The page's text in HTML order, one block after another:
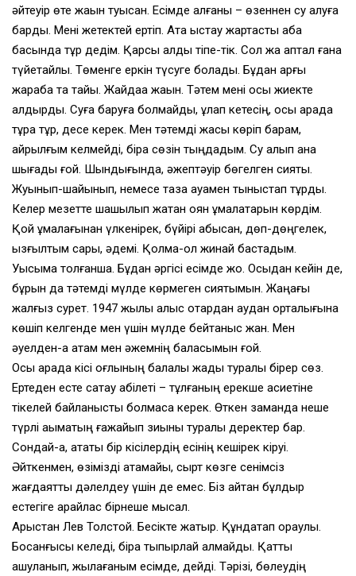
әйтеуір өте жақын туысқан. Есімде қалғаны – өзеннен су алуға
барды. Мені жетектей ертіп. Ата қыстау жартасты қабақ
басында тұр дедім. Қарсы алды тіпе-тік. Сол жақ қаптал ғана
түйетайлы. Төменге еркін түсуге болады. Бұдан арғы
жарқабақ та тайқы. Жайдаққа жақын. Тәтем мені осы жиекте
қалдырды. Суға баруға болмайды, құлап кетесің, осы арада
тұра тұр, десе керек. Мен тәтемді жақсы көріп барам,
айрылғым келмейді, бірақ сөзін тыңдадым. Су алып қана
шығады ғой. Шындығында, әжептәуір бөгелген сияқты.
Жуынып-шайынып, немесе таза ауамен тыныстап тұрды.
Келер мезетте шашылып жатқан қоян құмалақтарын көрдім.
Қой құмалағынан үлкенірек, бүйірі қабысқан, дөп-дөңгелек,
қызғылтым сары, әдемі. Қолма-қол жинай бастадым.
Уысыма толғанша. Бұдан әргісі есімде жоқ. Осыдан кейін де,
бұрын да тәтемді мүлде көрмеген сияқтымын. Жаңағы
жалғыз сурет. 1947 жылы алыс отардан аудан орталығына
көшіп келгенде мен үшін мүлде бейтаныс жан. Мен
әуелден-ақ атам мен әжемнің баласымын ғой.
Осы арада кісі оғлының балалық жады туралы бірер сөз.
Ертеден есте сақтау қабілеті – тұлғаның ерекше қасиетіне
тікелей байланысты болмаса керек. Өткен заманда неше
түрлі ақымақтың ғажайып зиыны туралы деректер бар.
Сондай-ақ, атақты бір кісілердің есінің кешірек кіруі.
Әйткенмен, өзімізді ақтамайық, сырт көзге сенімсіз
жағдаятты дәлелдеу үшін де емес. Біз айтқан бұлдыр
естегіге қарайлас бірнеше мысал.
Арыстан Лев Толстой. Бесікте жатыр. Құндақтап ораулы.
Босанғысы келеді, бірақ тыпырлай алмайды. Қатты
ашуланып, жылағаным есімде, дейді. Тәрізі, бөлеудің